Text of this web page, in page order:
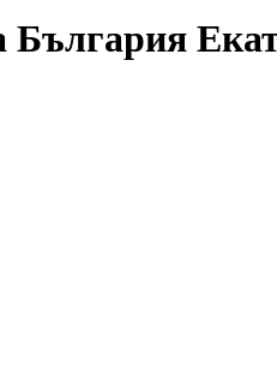
България